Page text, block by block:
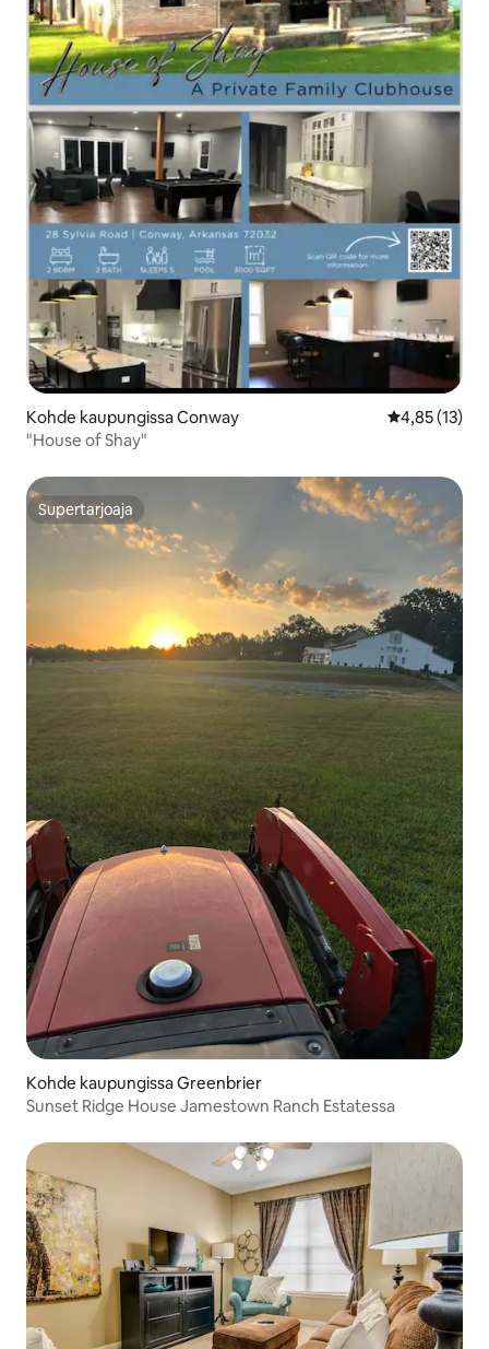
Kohde kaupungissa Conway
4,85 (13)
"House of Shay"
Supertarjoaja
Supertarjoaja
Kohde kaupungissa Greenbrier
Sunset Ridge House Jamestown Ranch Estatessa